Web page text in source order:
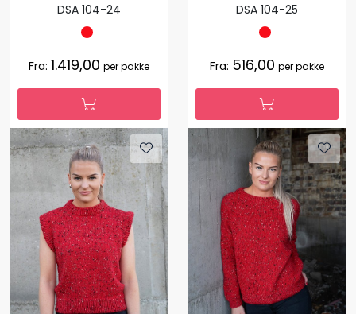
DSA 104-24
Fra: 1.419,00 per pakke
DSA 104-25
Fra: 516,00 per pakke